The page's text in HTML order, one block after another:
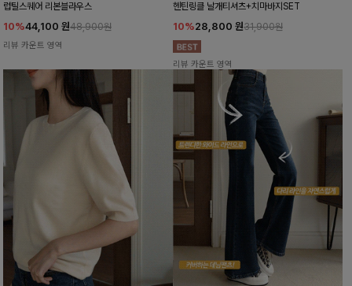
럽틸스퀘어 리본블라우스
10%44,100 원48,900원
리뷰 카운트 영역
헨틴링클 날개티셔츠+치마바지SET
10%28,800 원31,900원
리뷰 카운트 영역